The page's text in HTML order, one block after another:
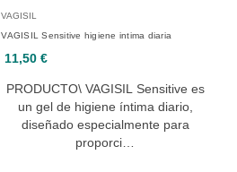
VAGISIL
VAGISIL Sensitive higiene intima diaria
11,50 €
PRODUCTO\ VAGISIL Sensitive es
un gel de higiene íntima diario,
diseñado especialmente para
proporci…